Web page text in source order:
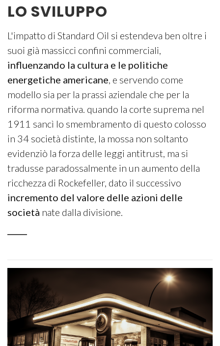
LO SVILUPPO
L'impatto di Standard Oil si estendeva ben oltre i
suoi già massicci confini commerciali,
influenzando la cultura e le politiche
energetiche americane, e servendo come
modello sia per la prassi aziendale che per la
riforma normativa. quando la corte suprema nel
1911 sancì lo smembramento di questo colosso
in 34 società distinte, la mossa non soltanto
evidenziò la forza delle leggi antitrust, ma si
tradusse paradossalmente in un aumento della
ricchezza di Rockefeller, dato il successivo
incremento del valore delle azioni delle
società nate dalla divisione.